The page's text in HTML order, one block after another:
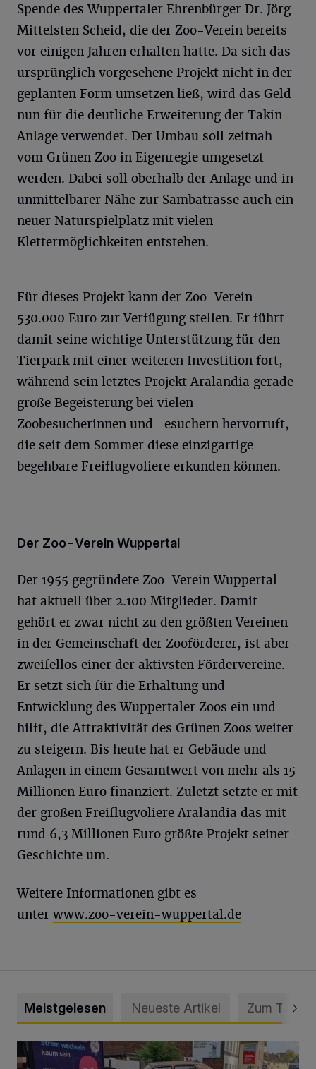
Spende des Wuppertaler Ehrenbürger Dr. Jörg
Mittelsten Scheid, die der Zoo-Verein bereits
vor einigen Jahren erhalten hatte. Da sich das
ursprünglich vorgesehene Projekt nicht in der
geplanten Form umsetzen ließ, wird das Geld
nun für die deutliche Erweiterung der Takin-
Anlage verwendet. Der Umbau soll zeitnah
vom Grünen Zoo in Eigenregie umgesetzt
werden. Dabei soll oberhalb der Anlage und in
unmittelbarer Nähe zur Sambatrasse auch ein
neuer Naturspielplatz mit vielen
Klettermöglichkeiten entstehen.
Für dieses Projekt kann der Zoo-Verein
530.000 Euro zur Verfügung stellen. Er führt
damit seine wichtige Unterstützung für den
Tierpark mit einer weiteren Investition fort,
während sein letztes Projekt Aralandia gerade
große Begeisterung bei vielen
Zoobesucherinnen und -esuchern hervorruft,
die seit dem Sommer diese einzigartige
begehbare Freiflugvoliere erkunden können.
Der Zoo-Verein Wuppertal
Der 1955 gegründete Zoo-Verein Wuppertal
hat aktuell über 2.100 Mitglieder. Damit
gehört er zwar nicht zu den größten Vereinen
in der Gemeinschaft der Zooförderer, ist aber
zweifellos einer der aktivsten Fördervereine.
Er setzt sich für die Erhaltung und
Entwicklung des Wuppertaler Zoos ein und
hilft, die Attraktivität des Grünen Zoos weiter
zu steigern. Bis heute hat er Gebäude und
Anlagen in einem Gesamtwert von mehr als 15
Millionen Euro finanziert. Zuletzt setzte er mit
der großen Freiflugvoliere Aralandia das mit
rund 6,3 Millionen Euro größte Projekt seiner
Geschichte um.
Weitere Informationen gibt es
unter www.zoo-verein-wuppertal.de
Meistgelesen Neueste Artikel Zum Thema
Schwerer Unfall mit 2,48 Promille